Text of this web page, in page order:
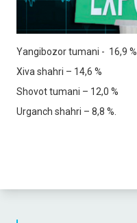
Yangibozor tumani - 16,9 %
Xiva shahri – 14,6 %
Shovot tumani – 12,0 %
Urganch shahri – 8,8 %.